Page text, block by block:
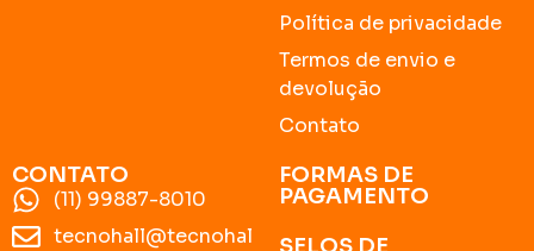
Política de privacidade
Termos de envio e
devolução
Contato
CONTATO
(11) 99887-8010
tecnohall@tecnohal
FORMAS DE
PAGAMENTO